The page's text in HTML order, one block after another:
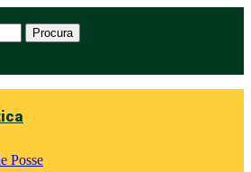
Procura
Posse